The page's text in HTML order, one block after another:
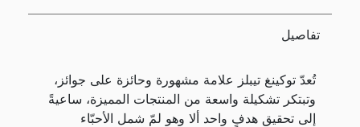
تفاصيل
تُعدّ توكينغ تيبلز علامة مشهورة وحائزة على جوائز،
وتبتكر تشكيلة واسعة من المنتجات المميزة، ساعيةً
إلى تحقيق هدفٍ واحد ألا وهو لمّ شمل الأحبّاء